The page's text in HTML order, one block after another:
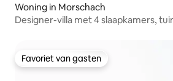
Woning in Morschach
Designer-villa met 4 slaapkamers,
Favoriet van gasten
Favoriet van gasten